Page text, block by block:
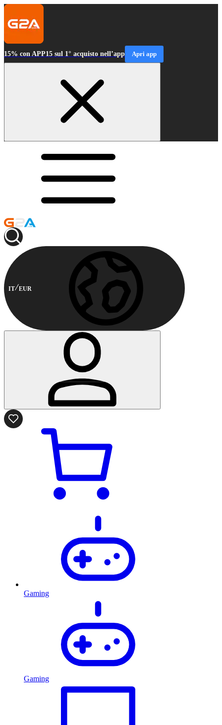
15% con APP15 sul 1° acquisto nell’app Apri app
IT EUR
Gaming
Gaming